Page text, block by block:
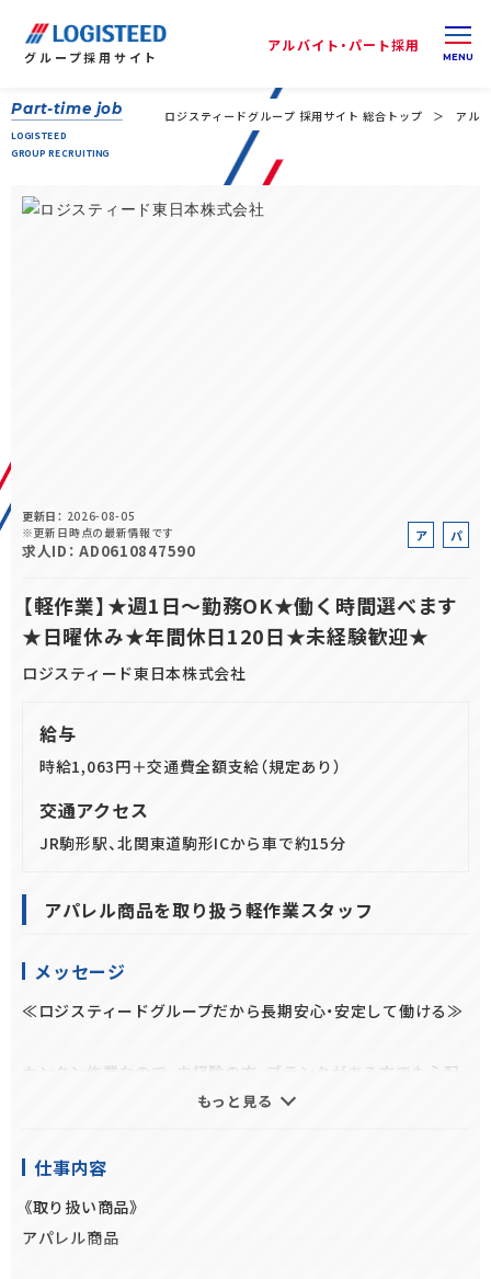
グループ採用サイト
アルバイト・パート採用
アルバイト・パート採用
Part-time job
LOGISTEED
GROUP RECRUITING
ロジスティードグループ 採用サイト 総合トップ アル
更新日
2026-08-05
※更新日時点の最新情報です
求人ID AD0610847590
ア
イ
ト
パ
【軽作業】★週1日～勤務OK★働く時間選べます
★日曜休み★年間休日120日★未経験歓迎★
ロジスティード東日本株式会社
給与
時給1,063円＋交通費全額支給（規定あり）
交通アクセス
JR駒形駅、北関東道駒形ICから車で約15分
アパレル商品を取り扱う軽作業スタッフ
メッセージ
≪ロジスティードグループだから長期安心・安定して働ける≫
カンタン作業なので、未経験の方、ブランクがある方でも心配
りません！
また、綺麗な倉庫のため衛生面も心配ありません◎
もっと見る
仕事内容
《取り扱い商品》
アパレル商品